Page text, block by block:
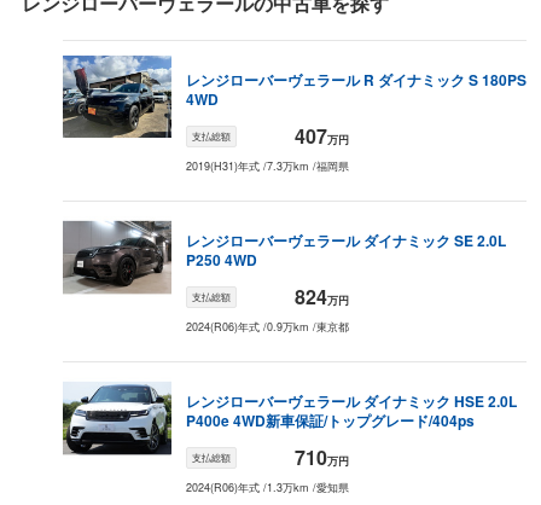
レンジローバーヴェラール R ダイナミック S 180PS
4WD
支払総額 407万円
2019(H31)年式 /7.3万km /福岡県
レンジローバーヴェラール ダイナミック SE 2.0L
P250 4WD
支払総額 824万円
2024(R06)年式 /0.9万km /東京都
レンジローバーヴェラール ダイナミック HSE 2.0L
P400e 4WD新車保証/トップグレード/404ps
支払総額 710万円
2024(R06)年式 /1.3万km /愛知県